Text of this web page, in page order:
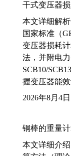
干式变压器
本文详细解
国家标准（
变压器损耗
法，并附电
SCB10/
握变压器能效
2026年8月4日
铜棒的重量
本文详细介